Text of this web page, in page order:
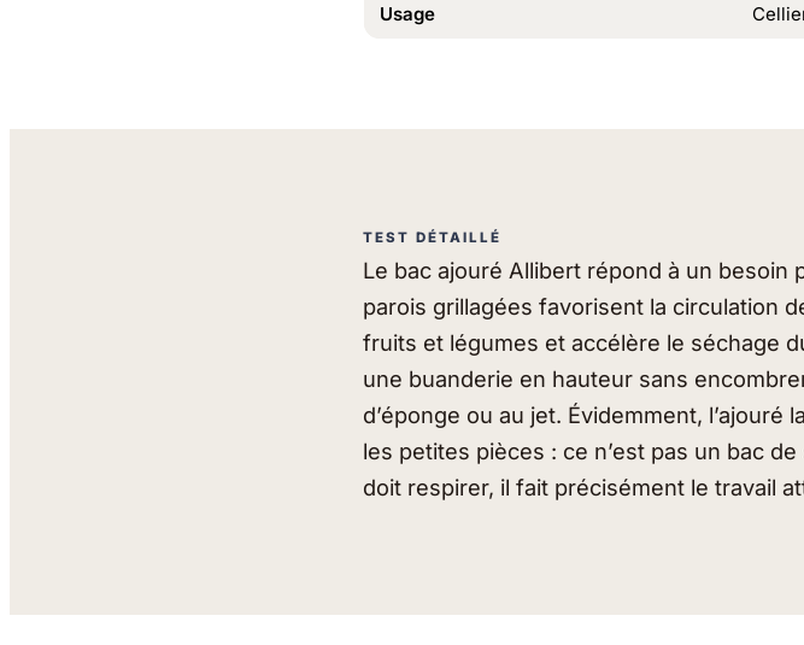
Usage
TEST DÉTAILLÉ
Le bac ajouré Allibert répond à un besoin
parois grillagées favorisent la circulation
fruits et légumes et accélère le séchage
une buanderie en hauteur sans
d’éponge ou au jet. Évidemment,
les petites pièces : ce n’est pas un bac
doit respirer, il fait précisément le travail